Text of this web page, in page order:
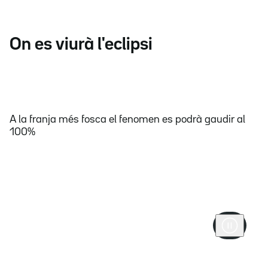
On es viurà l'eclipsi
A la franja més fosca el fenomen es podrà gaudir al
100%